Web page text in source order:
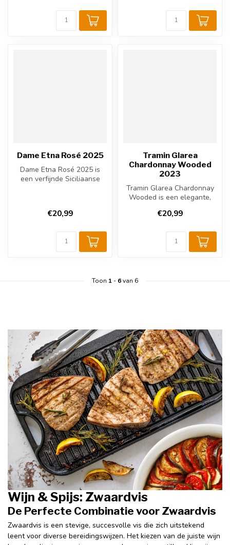
Dame Etna Rosé 2025
Dame Etna Rosé 2025 is
een verfijnde Siciliaanse
€20,99
Tramin Glarea
Chardonnay Wooded
2023
Tramin Glarea Chardonnay
Wooded is een elegante,
met...
€20,99
Toon 1- 6van 6
Wijn & Spijs: Zwaardvis
De Perfecte Combinatie voor Zwaardvis
Zwaardvis is een stevige, succesvolle vis die zich uitstekend
leent voor diverse bereidingswijzen. Het kiezen van de juiste wijn